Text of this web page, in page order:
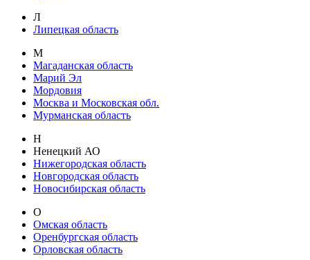
Л
Липецкая область
М
Магаданская область
Марий Эл
Мордовия
Москва и Московская обл.
Мурманская область
Н
Ненецкий АО
Нижегородская область
Новгородская область
Новосибирская область
О
Омская область
Оренбургская область
Орловская область